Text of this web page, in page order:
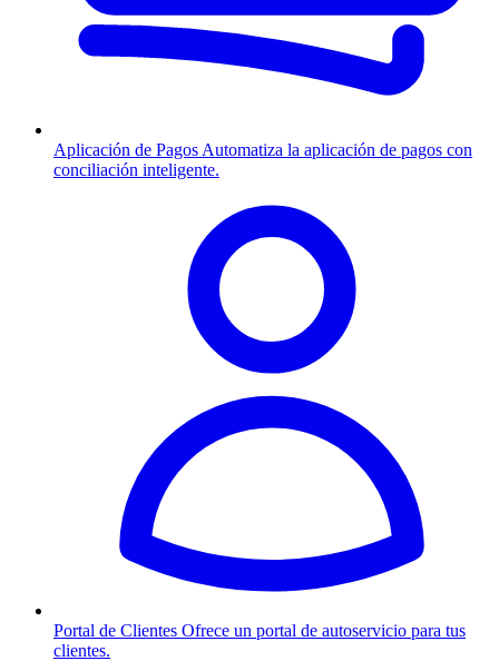
Aplicación de Pagos Automatiza la aplicación de pagos con
conciliación inteligente.
Portal de Clientes Ofrece un portal de autoservicio para tus
clientes.